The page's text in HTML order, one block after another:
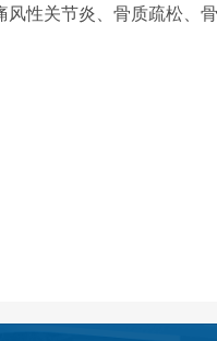
性关节炎、骨质疏松、